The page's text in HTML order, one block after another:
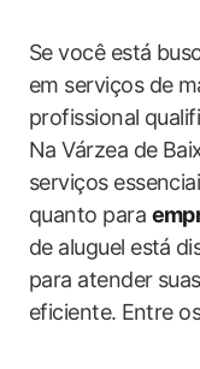
Se você está
em serviços de
profissional​
Na Várzea de
serviços
quanto para
de aluguel está⁤
para‌ atender
eficiente.⁢ Entre